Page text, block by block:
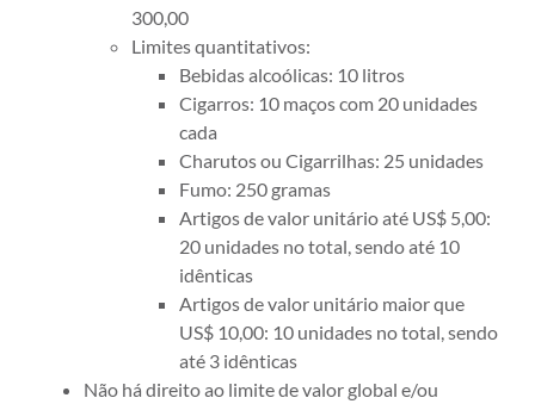
300,00
Limites quantitativos:
Bebidas alcoólicas: 10 litros
Cigarros: 10 maços com 20 unidades
cada
Charutos ou Cigarrilhas: 25 unidades
Fumo: 250 gramas
Artigos de valor unitário até US$ 5,00:
20 unidades no total, sendo até 10
idênticas
Artigos de valor unitário maior que
US$ 10,00: 10 unidades no total, sendo
até 3 idênticas
Não há direito ao limite de valor global e/ou